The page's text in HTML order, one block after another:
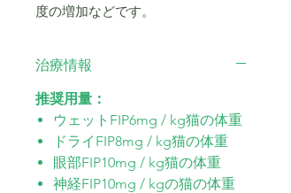
度の増加などです。
治療情報
推奨用量：
ウェットFIP6mg / kg猫の体重
ドライFIP8mg / kg猫の体重
眼部FIP10mg / kg猫の体重
神経FIP10mg / kgの猫の体重